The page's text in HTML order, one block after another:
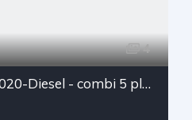
4
DACIA DOKKER - 2020-Diesel - combi 5 plazas -95 cv